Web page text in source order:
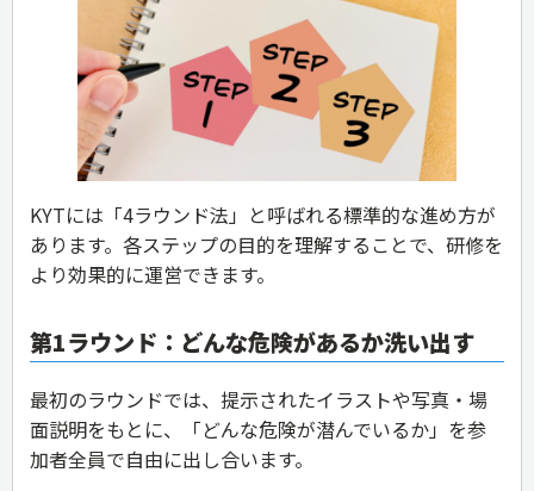
KYTには「4ラウンド法」と呼ばれる標準的な進め方が
あります。各ステップの目的を理解することで、研修を
より効果的に運営できます。
第1ラウンド：どんな危険があるか洗い出す
最初のラウンドでは、提示されたイラストや写真・場
面説明をもとに、「どんな危険が潜んでいるか」を参
加者全員で自由に出し合います。